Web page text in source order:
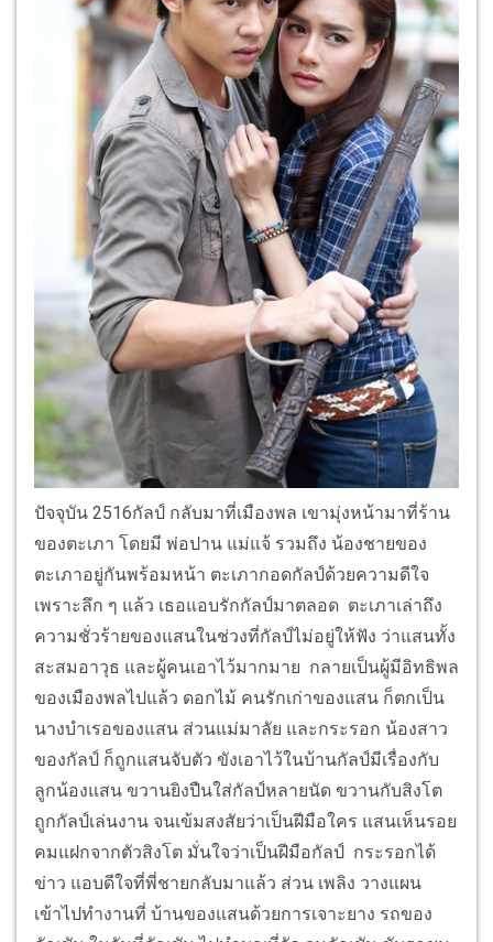
ที่สุด กัลป์นำกำลังไปจับคนร้าย และเกิดการต่อสู้กัน พ่อ
ของแสนถูกกัลป์ยิงในที่สุด ทำให้แสนแค้นใจกัลป์มาก
หาเรื่องใส่ร้าย จนกัลป์ต้องติดคุก กว่ากัลป์จะหลุดออกมา
พ่อของกัลป์ ถูกแสนฆ่าตาย ส่วนแม่และน้อง แสนจับตัว
ไป หวังจะรวบรัด เอากระรอก น้องสาวของกัลป์ เป็นเมีย
ปัจจุบัน 2516กัลป์ กลับมาที่เมืองพล เขามุ่งหน้ามาที่ร้าน
ของตะเภา โดยมี พ่อปาน แม่แจ้ รวมถึง น้องชายของ
ตะเภาอยู่กันพร้อมหน้า ตะเภากอดกัลป์ด้วยความดีใจ
เพราะลึก ๆ แล้ว เธอแอบรักกัลป์มาตลอด ตะเภาเล่าถึง